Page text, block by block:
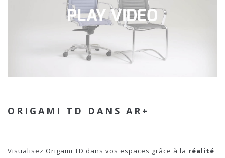
ORIGAMI TD DANS AR+
Visualisez Origami TD dans vos espaces grâce à la réalité